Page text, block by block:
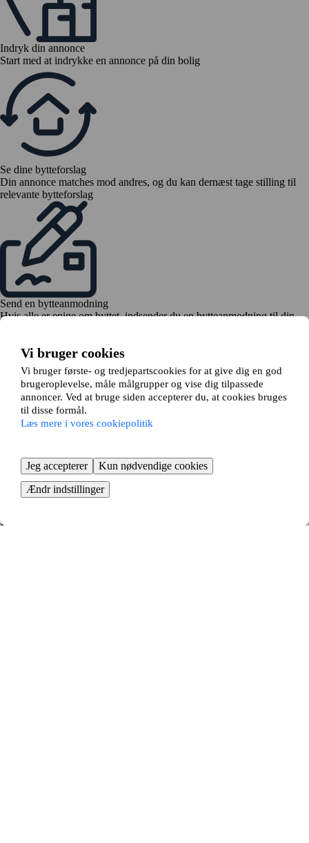
Vi bruger cookies
Vi bruger første- og tredjepartscookies for at give dig en god
brugeroplevelse, måle målgrupper og vise dig tilpassede
annoncer. Ved at bruge siden accepterer du, at cookies bruges
til disse formål.
Læs mere i vores cookiepolitik
Jeg accepterer
Kun nødvendige cookies
Ændr indstillinger
Indryk din annonce
Start med at indrykke en annonce på din bolig
Se dine bytteforslag
Din annonce matches mod andres, og du kan dernæst tage stilling til
relevante bytteforslag
Send en bytteanmodning
Hvis alle er enige om byttet, indsender du en bytteanmodning til din
KOM I GANG GRATIS
Så nemt bytter du lejebolig i
Sæby - fordelene ved
lejlighedsbytte